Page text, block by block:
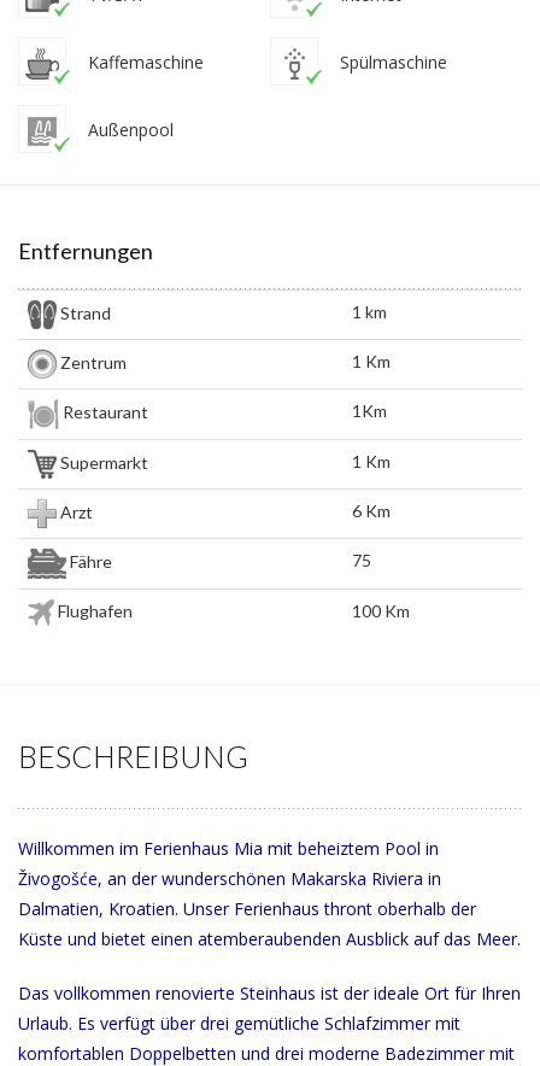
Kaffemaschine Spülmaschine
Außenpool
Entfernungen
Strand 1 km
Zentrum 1 Km
Restaurant 1Km
Supermarkt 1 Km
Arzt 6 Km
Fähre 75
Flughafen 100 Km
BESCHREIBUNG
Willkommen im Ferienhaus Mia mit beheiztem Pool in
Živogošće, an der wunderschönen Makarska Riviera in
Dalmatien, Kroatien. Unser Ferienhaus thront oberhalb der
Küste und bietet einen atemberaubenden Ausblick auf das Meer.
Das vollkommen renovierte Steinhaus ist der ideale Ort für Ihren
Urlaub. Es verfügt über drei gemütliche Schlafzimmer mit
komfortablen Doppelbetten und drei moderne Badezimmer mit